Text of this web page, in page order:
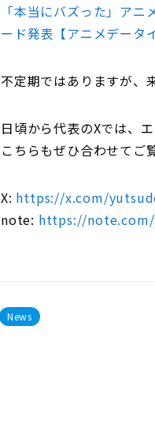
「本当にバズった」ア
ード発表【アニメデータ
不定期ではありますが、
日頃から代表のXでは、
こちらもぜひ合わせてご
X: https://x.com/
note: https://
News